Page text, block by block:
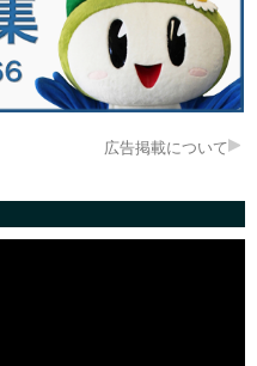
広告掲載について